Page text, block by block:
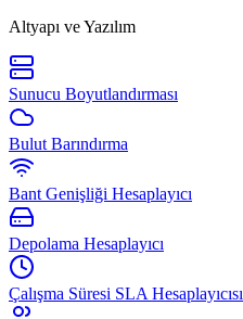
Altyapı ve Yazılım
Sunucu Boyutlandırması
Bulut Barındırma
Bant Genişliği Hesaplayıcı
Depolama Hesaplayıcı
Çalışma Süresi SLA Hesaplayıcısı